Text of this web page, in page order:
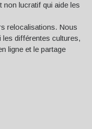
lucratif qui aide les
relocalisations. Nous
différentes cultures,
ligne et le partage